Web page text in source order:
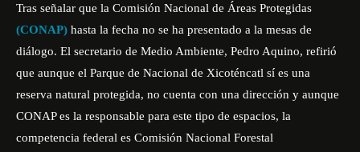
Tras señalar que la Comisión Nacional de Áreas Protegidas
(CONAP) hasta la fecha no se ha presentado a la mesas de
diálogo. El secretario de Medio Ambiente, Pedro Aquino, refirió
que aunque el Parque de Nacional de Xicoténcatl sí es una
reserva natural protegida, no cuenta con una dirección y aunque
CONAP es la responsable para este tipo de espacios, la
competencia federal es Comisión Nacional Forestal